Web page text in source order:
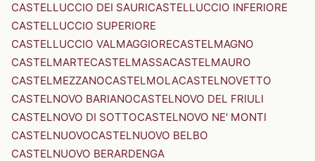
CASTELLUCCIO DEI SAURICASTELLUCCIO INFERIORE
CASTELLUCCIO SUPERIORE
CASTELLUCCIO VALMAGGIORECASTELMAGNO
CASTELMARTECASTELMASSACASTELMAURO
CASTELMEZZANOCASTELMOLACASTELNOVETTO
CASTELNOVO BARIANOCASTELNOVO DEL FRIULI
CASTELNOVO DI SOTTOCASTELNOVO NE' MONTI
CASTELNUOVOCASTELNUOVO BELBO
CASTELNUOVO BERARDENGA